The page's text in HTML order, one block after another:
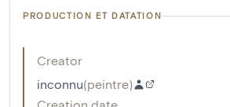
PRODUCTION ET DATATION
Creator
inconnu(peintre)